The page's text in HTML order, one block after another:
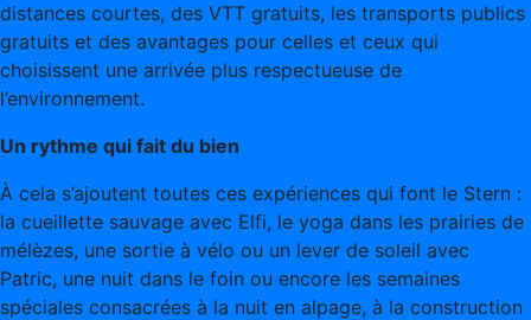
distances courtes, des VTT gratuits, les transports publics
gratuits et des avantages pour celles et ceux qui
choisissent une arrivée plus respectueuse de
l’environnement.
Un rythme qui fait du bien
À cela s’ajoutent toutes ces expériences qui font le Stern :
la cueillette sauvage avec Elfi, le yoga dans les prairies de
mélèzes, une sortie à vélo ou un lever de soleil avec
Patric, une nuit dans le foin ou encore les semaines
spéciales consacrées à la nuit en alpage, à la construction